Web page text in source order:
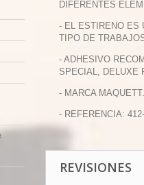
DIFERENTES
- EL ESTIRENO ES
TIPO DE
- ADHESIVO
SPECIAL, DELUXE
- MARCA MAQUETT.
- REFERENCIA:
REVISIONES